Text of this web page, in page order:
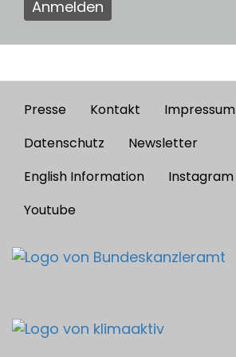
Anmelden
Footer
menu
Presse Kontakt
Impressum
Datenschutz
Newsletter
English Information
Instagram
Youtube